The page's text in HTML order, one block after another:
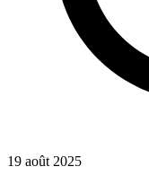
19 août 2025